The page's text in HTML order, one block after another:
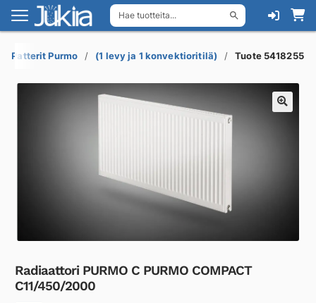
Hae tuotteita...
Siirry
navigointiin
Siirry
sisältöön
Patterit Purmo (1 levy ja 1 konvektioritilä) Tuote 5418255
Radiaattori PURMO C PURMO COMPACT
C11/450/2000